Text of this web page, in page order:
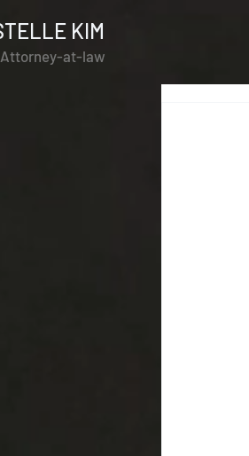
KIM
Attorney-at-law